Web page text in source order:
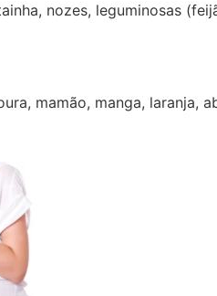
nozes, leguminosas
mamão, manga, laranja,